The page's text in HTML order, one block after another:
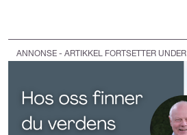
ANNONSE - ARTIKKEL FORTSETTER UNDER